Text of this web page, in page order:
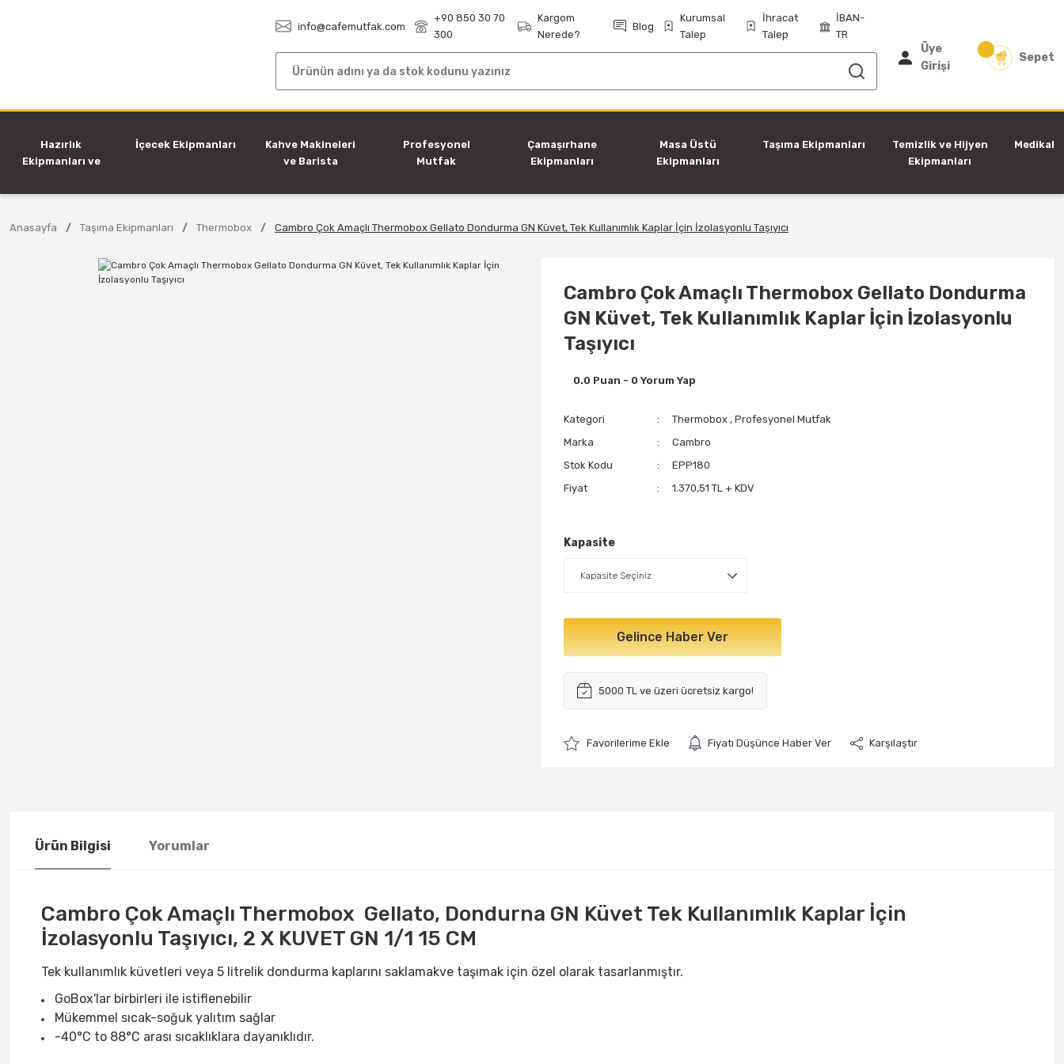
info@cafemutfak.com
+90 850 30 70
300
Kargom
Nerede?
Blog
Kurumsal
Talep
İhracat
Talep
İBAN-
TR
Üye
Girişi
Sepet
Hazırlık
Ekipmanları ve
İçecek Ekipmanları
Kahve Makineleri
ve Barista
Profesyonel
Mutfak
Çamaşırhane
Ekipmanları
Masa Üstü
Ekipmanları
Taşıma Ekipmanları
Temizlik ve Hijyen
Ekipmanları
Medikal
Anasayfa Taşıma Ekipmanları Thermobox Cambro Çok Amaçlı Thermobox Gellato Dondurma GN Küvet, Tek Kullanımlık Kaplar İçin İzolasyonlu Taşıyıcı
Cambro Çok Amaçlı Thermobox Gellato Dondurma
GN Küvet, Tek Kullanımlık Kaplar İçin İzolasyonlu
Taşıyıcı
0.0 Puan - 0 Yorum Yap
Kategori Thermobox ,Profesyonel Mutfak
Marka
Cambro
Stok Kodu
EPP180
Fiyat
1.370,51 TL + KDV
Kapasite
Gelince Haber Ver
5000 TL ve üzeri ücretsiz kargo!
Fiyatı Düşünce Haber Ver Karşılaştır
Ürün Bilgisi Yorumlar
Cambro Çok Amaçlı Thermobox Gellato, Dondurna GN Küvet Tek Kullanımlık Kaplar İçin
İzolasyonlu Taşıyıcı, 2 X KUVET GN 1/1 15 CM
Tek kullanımlık küvetleri veya 5 litrelik dondurma kaplarını saklamakve taşımak için özel olarak tasarlanmıştır.
GoBox'lar birbirleri ile istiflenebilir
Mükemmel sıcak-soğuk yalıtım sağlar
-40°C to 88°C arası sıcaklıklara dayanıklıdır.